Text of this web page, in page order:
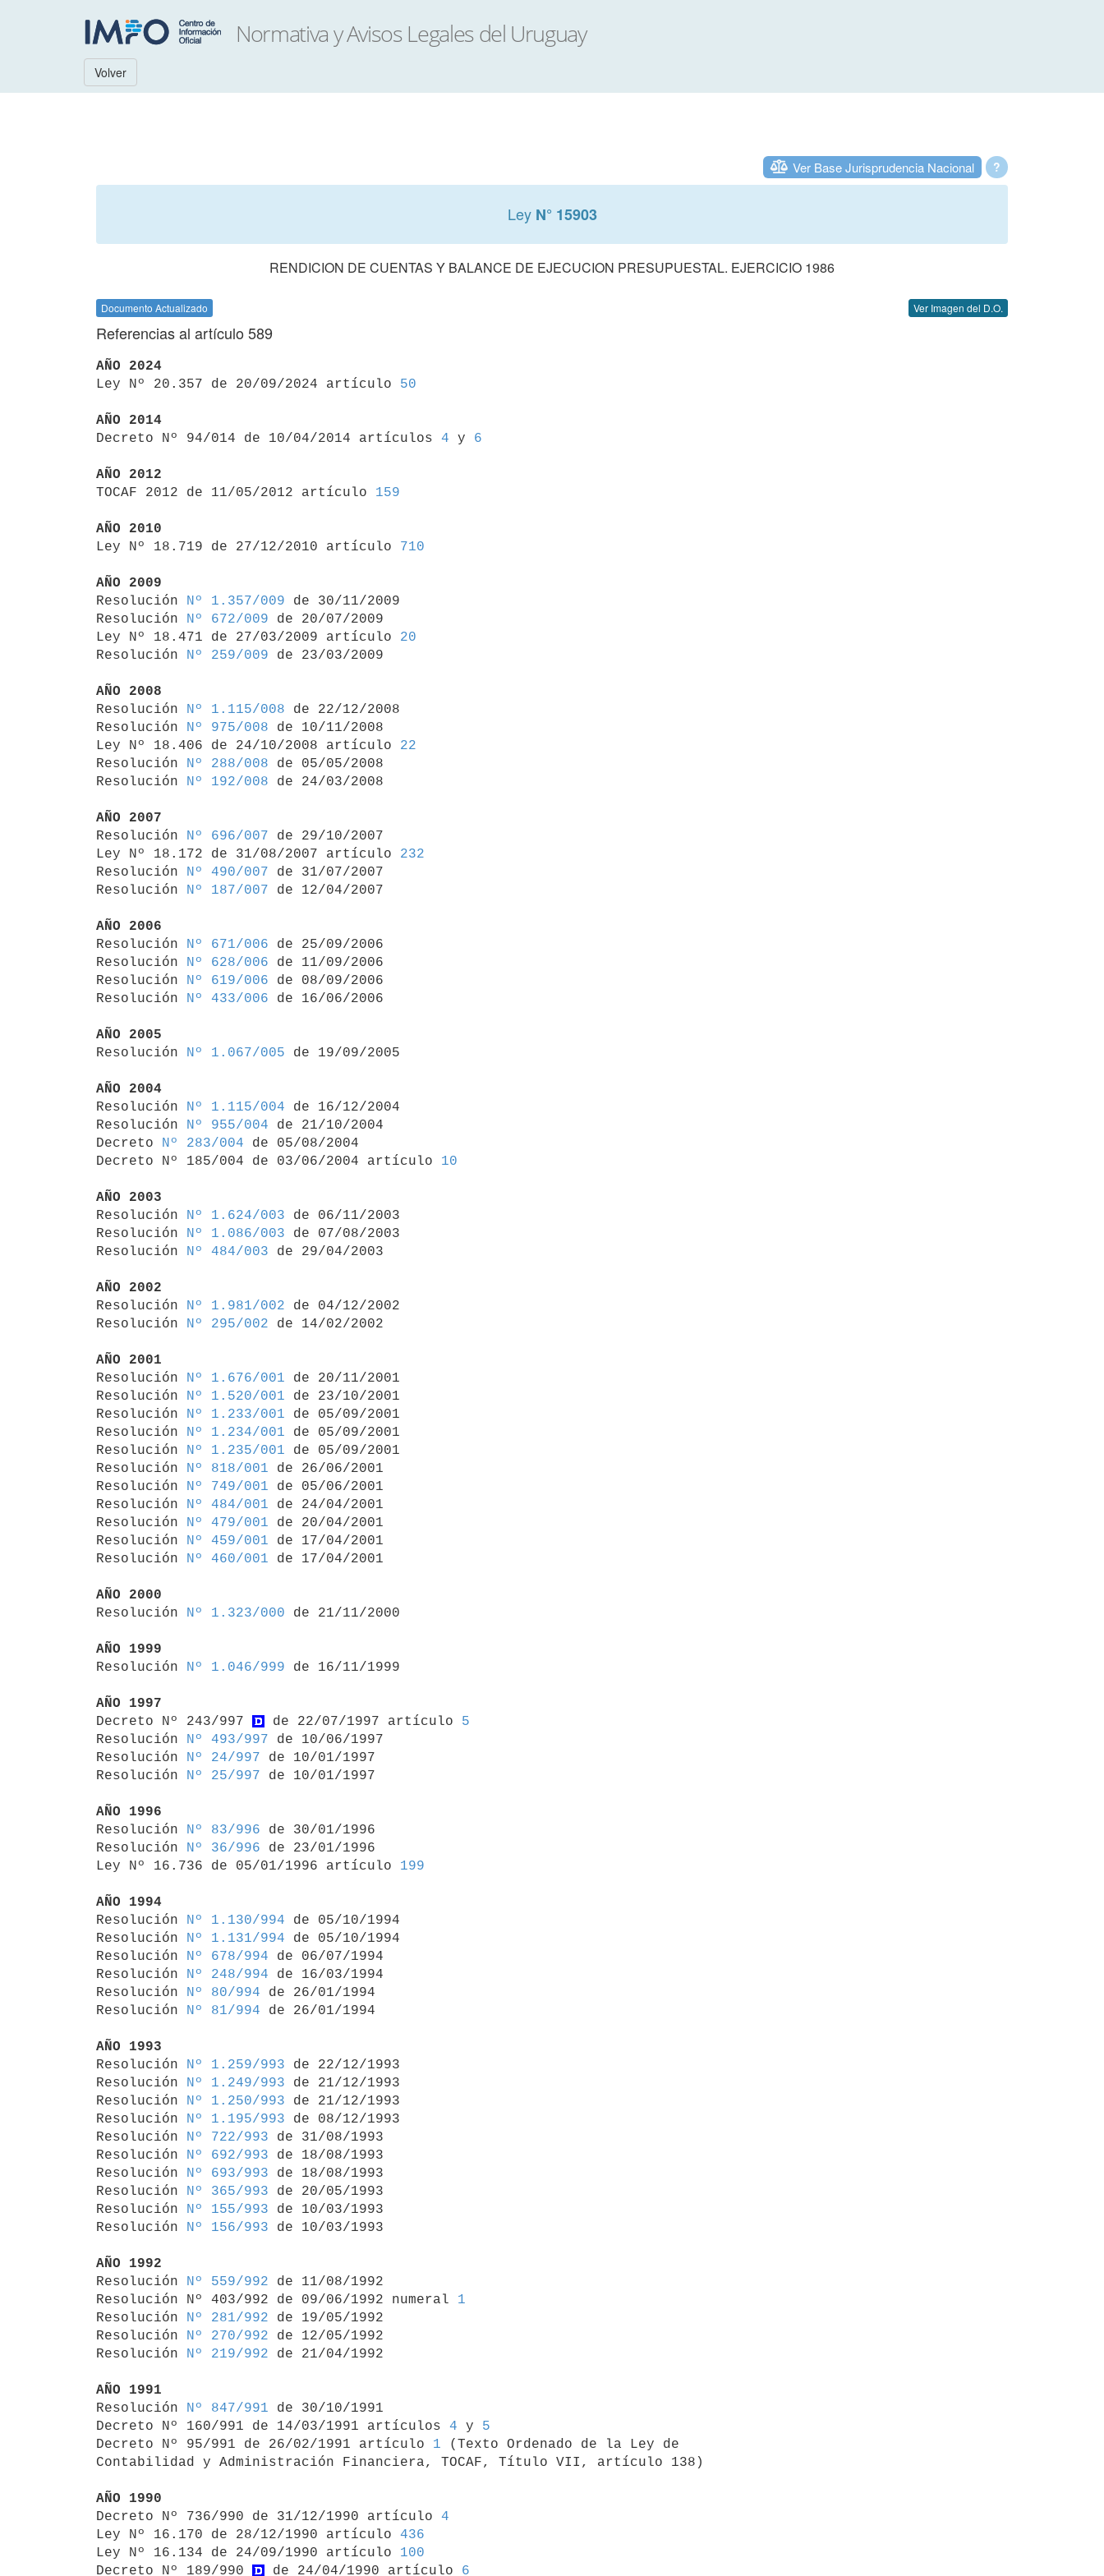
Volver
?
Ver Base Jurisprudencia Nacional
Ley N° 15903
RENDICION DE CUENTAS Y BALANCE DE EJECUCION PRESUPUESTAL. EJERCICIO 1986
Documento Actualizado Ver Imagen del D.O.
Referencias al artículo 589
AÑO 2024
Ley Nº 20.357 de 20/09/2024 artículo 50
AÑO 2014
Decreto Nº 94/014 de 10/04/2014 artículos 4 y 6
AÑO 2012
TOCAF 2012 de 11/05/2012 artículo 159
AÑO 2010
Ley Nº 18.719 de 27/12/2010 artículo 710
AÑO 2009
Resolución
Nº 1.357/009 de 30/11/2009
Resolución
Nº 672/009 de 20/07/2009
Ley Nº 18.471 de 27/03/2009 artículo 20
Resolución
Nº 259/009 de 23/03/2009
AÑO 2008
Resolución
Nº 1.115/008 de 22/12/2008
Resolución
Nº 975/008 de 10/11/2008
Ley Nº 18.406 de 24/10/2008 artículo 22
Resolución
Nº 288/008 de 05/05/2008
Resolución
Nº 192/008 de 24/03/2008
AÑO 2007
Resolución
Nº 696/007 de 29/10/2007
Ley Nº 18.172 de 31/08/2007 artículo 232
Resolución
Nº 490/007 de 31/07/2007
Resolución
Nº 187/007 de 12/04/2007
AÑO 2006
Resolución
Nº 671/006 de 25/09/2006
Resolución
Nº 628/006 de 11/09/2006
Resolución
Nº 619/006 de 08/09/2006
Resolución
Nº 433/006 de 16/06/2006
AÑO 2005
Resolución
Nº 1.067/005 de 19/09/2005
AÑO 2004
Resolución
Nº 1.115/004 de 16/12/2004
Resolución
Nº 955/004 de 21/10/2004
Decreto
Nº 283/004 de 05/08/2004
Decreto Nº 185/004 de 03/06/2004 artículo 10
AÑO 2003
Resolución
Nº 1.624/003 de 06/11/2003
Resolución
Nº 1.086/003 de 07/08/2003
Resolución
Nº 484/003 de 29/04/2003
AÑO 2002
Resolución
Nº 1.981/002 de 04/12/2002
Resolución
Nº 295/002 de 14/02/2002
AÑO 2001
Resolución
Nº 1.676/001 de 20/11/2001
Resolución
Nº 1.520/001 de 23/10/2001
Resolución
Nº 1.233/001 de 05/09/2001
Resolución
Nº 1.234/001 de 05/09/2001
Resolución
Nº 1.235/001 de 05/09/2001
Resolución
Nº 818/001 de 26/06/2001
Resolución
Nº 749/001 de 05/06/2001
Resolución
Nº 484/001 de 24/04/2001
Resolución
Nº 479/001 de 20/04/2001
Resolución
Nº 459/001 de 17/04/2001
Resolución
Nº 460/001 de 17/04/2001
AÑO 2000
Resolución
Nº 1.323/000 de 21/11/2000
AÑO 1999
Resolución
Nº 1.046/999 de 16/11/1999
AÑO 1997
Decreto Nº 243/997
de 22/07/1997 artículo 5
Resolución
Nº 493/997 de 10/06/1997
Resolución
Nº 24/997 de 10/01/1997
Resolución
Nº 25/997 de 10/01/1997
AÑO 1996
Resolución
Nº 83/996 de 30/01/1996
Resolución
Nº 36/996 de 23/01/1996
Ley Nº 16.736 de 05/01/1996 artículo 199
AÑO 1994
Resolución
Nº 1.130/994 de 05/10/1994
Resolución
Nº 1.131/994 de 05/10/1994
Resolución
Nº 678/994 de 06/07/1994
Resolución
Nº 248/994 de 16/03/1994
Resolución
Nº 80/994 de 26/01/1994
Resolución
Nº 81/994 de 26/01/1994
AÑO 1993
Resolución
Nº 1.259/993 de 22/12/1993
Resolución
Nº 1.249/993 de 21/12/1993
Resolución
Nº 1.250/993 de 21/12/1993
Resolución
Nº 1.195/993 de 08/12/1993
Resolución
Nº 722/993 de 31/08/1993
Resolución
Nº 692/993 de 18/08/1993
Resolución
Nº 693/993 de 18/08/1993
Resolución
Nº 365/993 de 20/05/1993
Resolución
Nº 155/993 de 10/03/1993
Resolución
Nº 156/993 de 10/03/1993
AÑO 1992
Resolución
Nº 559/992 de 11/08/1992
Resolución Nº 403/992 de 09/06/1992 numeral 1
Resolución
Nº 281/992 de 19/05/1992
Resolución
Nº 270/992 de 12/05/1992
Resolución
Nº 219/992 de 21/04/1992
AÑO 1991
Resolución
Nº 847/991 de 30/10/1991
Decreto Nº 160/991 de 14/03/1991 artículos 4 y 5
Decreto Nº 95/991 de 26/02/1991 artículo 1 (Texto Ordenado de la Ley de
Contabilidad y Administración Financiera, TOCAF, Título VII, artículo 138)
AÑO 1990
Decreto Nº 736/990 de 31/12/1990 artículo 4
Ley Nº 16.170 de 28/12/1990 artículo 436
Ley Nº 16.134 de 24/09/1990 artículo 100
Decreto Nº 189/990
de 24/04/1990 artículo 6